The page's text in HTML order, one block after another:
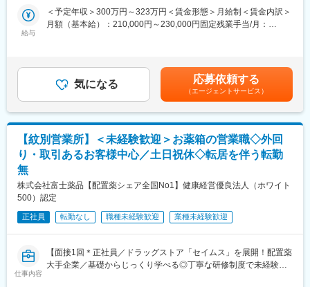
動物薬営業部は北日本／東日本／西日本の3支店で構成されていま
す
1963年に発売された活性生菌製剤「ビオスリー」をはじめ腸内細
菌のバランスを整え健康を維持する数々の医薬品を菌の培養から
ます
ビオスリーを配合した製品は、医療用医薬品、一般用医薬品、健
康食品原料、動物用医薬品、混合飼料、水産用混合飼料などさま
ざまの分野に利用されています。今後は医薬品のみならず、農業
変更の範囲：会社の定める業務
＜仕事の流れ＞
配置薬や健康食品、サプリメントの使用頻度に合わせて、1～6ヵ
へ訪問をします。
・配置薬や健康食品の期限管理
・健康相談、新商品・サービスのご提案 など
※一部、新たに配置薬を置いていただくお客様への訪問がありま
└配置薬は無料でおけるので、お客様も抵抗なく置いてくれる製
品です。
■未経験の方も安心！充実した研修制度：
・入社2週間～1カ月 ： 先輩社員に同行し、仕事の流れを学びま
す。「会話のコツ」や「商品のご案内方法」といった実践的なス
給与
＜予定年収＞300万円～323万円＜賃金形態＞月給制＜賃金内訳＞
月額（基本給）：210,000円～230,000円固定残業手当/月：
年収は当社規定に基づき、年齢や経験に応じて決定します。・昇
給：年1回（4月）＜モデル給与＞※入社3年目平均基本給＋各種手
当＋業績連動給→総支給月額344,141円※業績連動給：月の予算達
成や売り上げに対して支払われます賃金はあくまでも目安の金額
であり、選考を通じて上下する可能性があります。月給(月額)は固
定手当を含めた表記です。
気になる 応募依頼する
（エージェントサービス）
【紋別営業所】＜未経験歓迎＞お薬箱の営業職◇外回
り・取引あるお客様中心／土日祝休◇転居を伴う転勤
無
株式会社富士薬品【配置薬シェア全国No1】健康経営優良法人（ホワイト
500）認定
正社員 転勤なし 職種未経験歓迎 業種未経験歓迎
仕事内容
【面接1回＊正社員／ドラッグストア「セイムス」を展開！配置薬
大手企業／基礎からじっくり学べる◎丁寧な研修制度で未経験の